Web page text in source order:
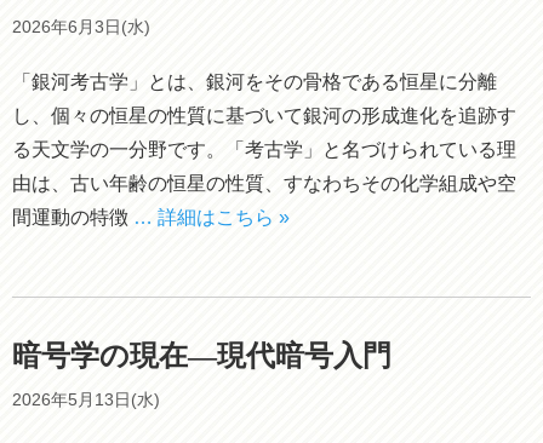
2026年6月3日(水)
「銀河考古学」とは、銀河をその骨格である恒星に分離
し、個々の恒星の性質に基づいて銀河の形成進化を追跡す
る天文学の一分野です。「考古学」と名づけられている理
由は、古い年齢の恒星の性質、すなわちその化学組成や空
間運動の特徴 … 詳細はこちら »
暗号学の現在―現代暗号入門
2026年5月13日(水)